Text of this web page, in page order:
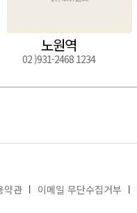
노원역
02 )931-2468 1234
약관 이메일 무단수집거부